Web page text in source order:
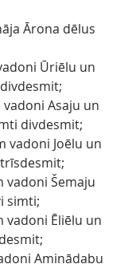
Ārona dēlus
Ūriēlu un
Asaju un
divdesmit;
vadoni Joēlu un
vadoni Šemaju
simti;
vadoni Ēliēlu un
Aminādabu